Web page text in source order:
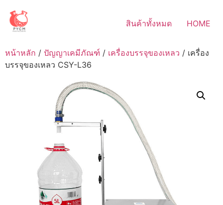
content
สินค้าทั้งหมด HOME
หน้าหลัก / ปัญญาเคมีภัณฑ์ / เครื่องบรรจุของเหลว / เครื่อง
บรรจุของเหลว CSY-L36